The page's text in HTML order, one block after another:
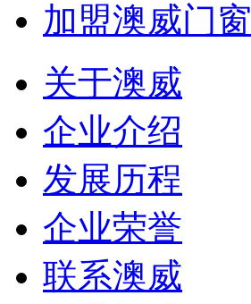
加盟澳威门窗
关于澳威
企业介绍
发展历程
企业荣誉
联系澳威